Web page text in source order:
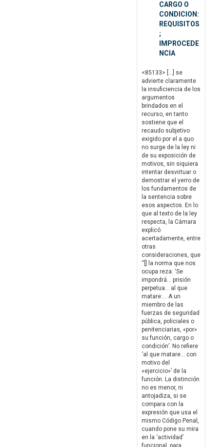
CARGO O
CONDICION:
REQUISITOS
;
IMPROCEDE
NCIA
<85133> […] se
advierte claramente
la insuficiencia de los
argumentos
brindados en el
recurso, en tanto
sostiene que el
recaudo subjetivo
exigido por el a quo
no surge de la ley ni
de su exposición de
motivos, sin siquiera
intentar desvirtuar o
demostrar el yerro de
los fundamentos de
la sentencia sobre
esos aspectos. En lo
que al texto de la ley
respecta, la Cámara
explicó
acertadamente, entre
otras
consideraciones, que
“[] la norma que nos
ocupa reza: ‘Se
impondrá… prisión
perpetua… al que
matare:… A un
miembro de las
fuerzas de seguridad
pública, policiales o
penitenciarias, «por»
su función, cargo o
condición’. No refiere
‘al que matare… con
motivo del
«ejercicio»’ de la
función. La distinción
no es menor, ni
antojadiza, si se
compara con la
expresión que usa el
mismo Código Penal,
cuando pone su mira
en la ‘actividad’